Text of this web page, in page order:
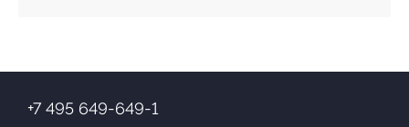
+7 495 649-649-1